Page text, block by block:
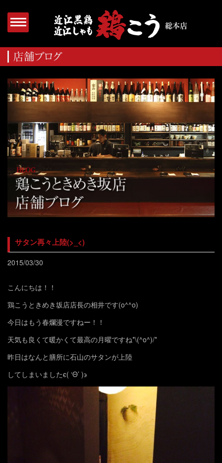
サタン再々上陸(>_<)
2015/03/30
こんにちは！！
鶏こうときめき坂店店長の相井です(o^^o)
今日はもう春爛漫ですねー！！
天気も良くて暖かくて最高の月曜ですね*\(^o^)/*
昨日はなんと膳所に石山のサタンが上陸
してしまいましたϵ( ‘Θ’ )϶